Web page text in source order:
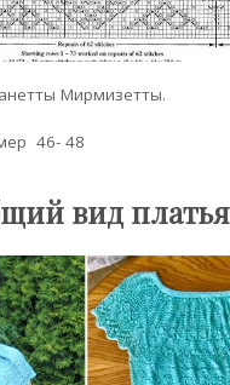
Мирмизетты.
46- 48
вид платья